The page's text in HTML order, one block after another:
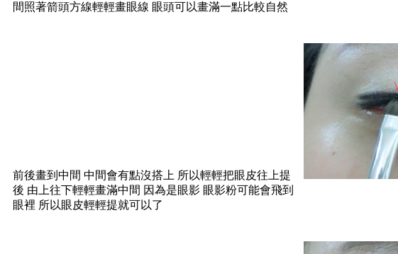
間照著箭頭方線輕輕畫眼線 眼頭可以畫滿一點比較自然
前後畫到中間 中間會有點沒搭上 所以輕輕把眼皮往上提
後 由上往下輕輕畫滿中間 因為是眼影 眼影粉可能會飛到
眼裡 所以眼皮輕輕提就可以了